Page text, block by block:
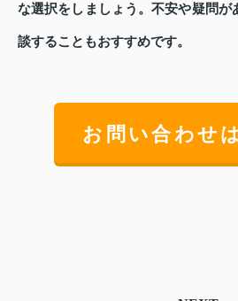
な選択をしましょう。不安や疑問が
談することもおすすめです。
お問い合わせ